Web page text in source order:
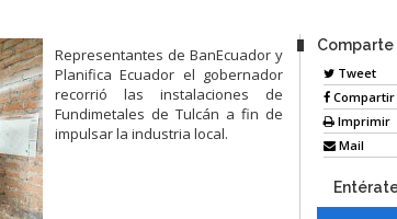
Representantes de BanEcuador y
Planifica Ecuador el gobernador
recorrió las instalaciones de
Fundimetales de Tulcán a fin de
impulsar la industria local.
Tweet
Compartir
Imprimir
Mail